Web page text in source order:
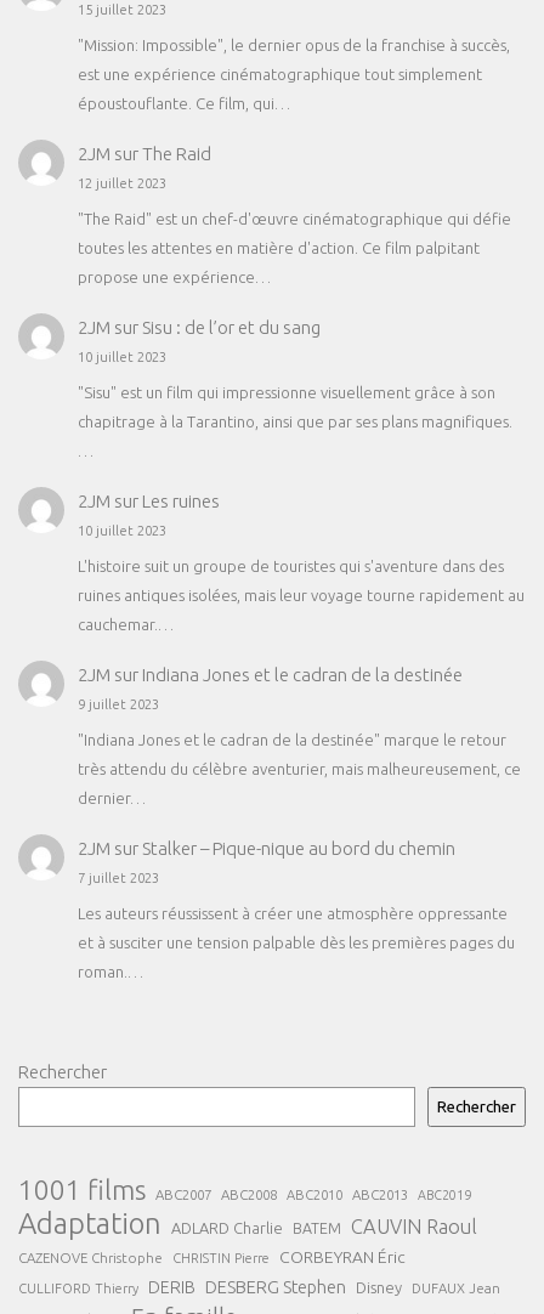
15 juillet 2023
"Mission: Impossible", le dernier opus de la franchise à succès,
est une expérience cinématographique tout simplement
époustouflante. Ce film, qui…
2JM surThe Raid
12 juillet 2023
"The Raid" est un chef-d'œuvre cinématographique qui défie
toutes les attentes en matière d'action. Ce film palpitant
propose une expérience…
2JM sur Sisu : de l’or et du sang
10 juillet 2023
"Sisu" est un film qui impressionne visuellement grâce à son
chapitrage à la Tarantino, ainsi que par ses plans magnifiques.
2JM sur Les ruines
10 juillet 2023
L'histoire suit un groupe de touristes qui s'aventure dans des
ruines antiques isolées, mais leur voyage tourne rapidement au
cauchemar.…
2JM sur Indiana Jones et le cadran de la destinée
9 juillet 2023
"Indiana Jones et le cadran de la destinée" marque le retour
très attendu du célèbre aventurier, mais malheureusement, ce
dernier…
2JM sur Stalker – Pique-nique au bord du chemin
7 juillet 2023
Les auteurs réussissent à créer une atmosphère oppressante
et à susciter une tension palpable dès les premières pages du
roman.…
Rechercher
Rechercher
1001 films ABC2007 ABC2008 ABC2010 ABC2013 ABC2019
Adaptation ADLARD Charlie BATEM CAUVIN Raoul
CAZENOVE Christophe CHRISTIN Pierre CORBEYRAN Éric
CULLIFORD Thierry DERIB DESBERG Stephen Disney DUFAUX Jean